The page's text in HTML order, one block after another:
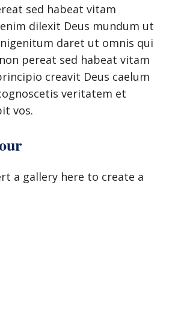
sed habeat vitam
dilexit Deus mundum ut
daret ut omnis qui
pereat sed habeat vitam
creavit Deus caelum
veritatem et
vos.
a gallery here to create a